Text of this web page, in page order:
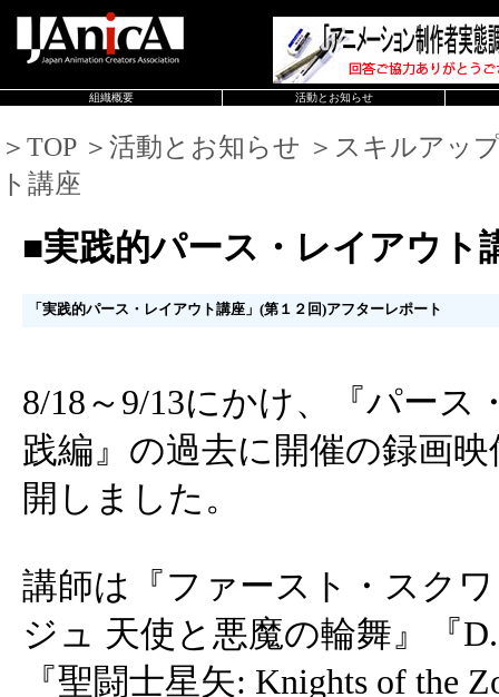
組織概要 活動とお知らせ
＞TOP ＞活動とお知らせ ＞スキルアッ
ト講座
■実践的パース・レイアウト
「実践的パース・レイアウト講座」(第１２回)アフターレポート
8/18～9/13にかけ、『パー
践編』の過去に開催の録画
開しました。
講師は『ファースト・スク
ジュ 天使と悪魔の輪舞』『
『聖闘士星矢: Knights of the